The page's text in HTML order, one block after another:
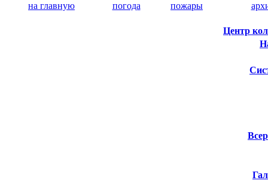
на главную погода пожары
Центр